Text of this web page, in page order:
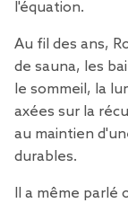
l'équation.
Au fil des ans,
de sauna, les
le sommeil, la
axées sur la
au maintien
durables.
Il a même